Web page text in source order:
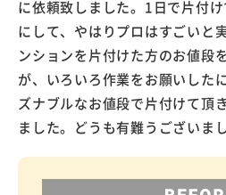
に依頼致しました。1日で片付
にして、やはりプロはすごいと
ンションを片付けた方のお値段
が、いろいろ作業をお願いした
ズナブルなお値段で片付けて頂
ました。どうも有難うございまし